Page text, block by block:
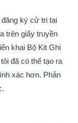
ký cử tri tại
trên giấy truyền
khai Bộ Kit Ghi
đã có thể tạo ra
xác hơn. Phản